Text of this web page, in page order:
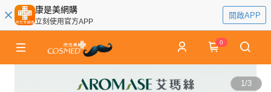
康是美網購
立刻使用官方APP
開啟APP
0
1/3